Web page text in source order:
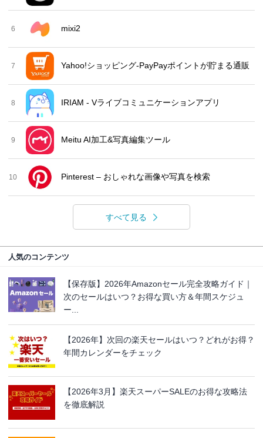
6 mixi2
7 Yahoo!ショッピング-PayPayポイントが貯まる通販
8 IRIAM - Vライブコミュニケーションアプリ
9 Meitu AI加工&写真編集ツール
10 Pinterest – おしゃれな画像や写真を検索
すべて見る
人気のコンテンツ
【保存版】2026年Amazonセール完全攻略ガイド｜
次のセールはいつ？お得な買い方＆年間スケジュ
ー...
【2026年】次回の楽天セールはいつ？どれがお得？
年間カレンダーをチェック
【2026年3月】楽天スーパーSALEのお得な攻略法
を徹底解説